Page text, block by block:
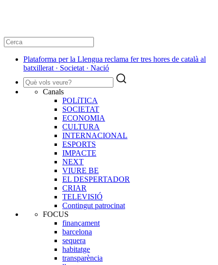
Plataforma per la Llengua reclama fer tres hores de català al
batxillerat · Societat · Nació
Canals
POLíTICA
SOCIETAT
ECONOMIA
CULTURA
INTERNACIONAL
ESPORTS
IMPACTE
NEXT
VIURE BE
EL DESPERTADOR
CRIAR
TELEVISIÓ
Contingut patrocinat
FOCUS
finançament
barcelona
sequera
habitatge
transparència